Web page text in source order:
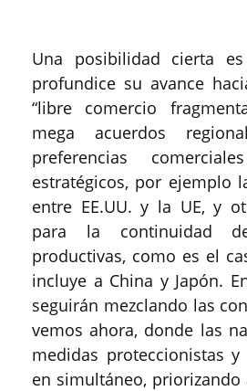
Una posibilidad cierta
profundice su avance
“libre comercio
mega acuerdos
preferencias
estratégicos, por ejemplo
entre EE.UU. y la UE, y
para la continuidad
productivas, como es el
incluye a China y Japón.
seguirán mezclando las
vemos ahora, donde las
medidas proteccionistas
en simultáneo, priorizando